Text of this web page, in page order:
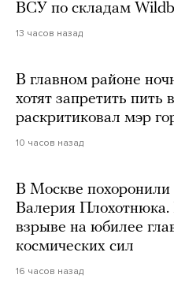
ВСУ по складам
13 часов назад
В главном районе
хотят запретить
раскритиковал мэр
10 часов назад
В Москве похоронили
Валерия Плохотнюка.
взрыве на юбилее
космических сил
16 часов назад